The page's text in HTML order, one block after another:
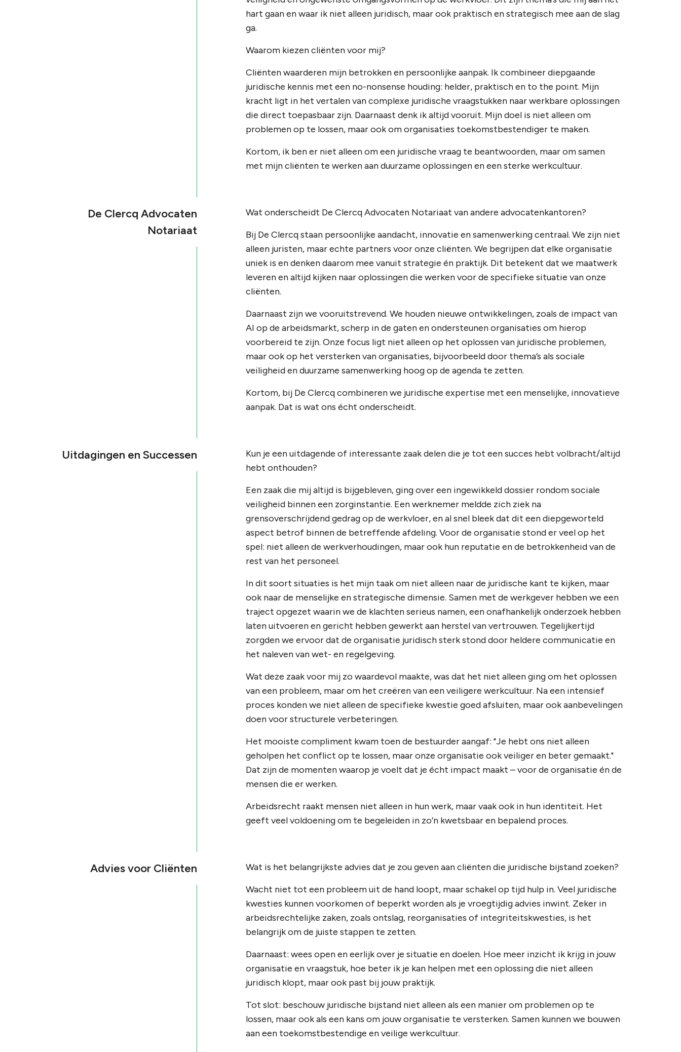
hart gaan en waar ik niet alleen juridisch, maar ook praktisch en strategisch mee aan de slag
ga.
Waarom kiezen cliënten voor mij?
Cliënten waarderen mijn betrokken en persoonlijke aanpak. Ik combineer diepgaande
juridische kennis met een no-nonsense houding: helder, praktisch en to the point. Mijn
kracht ligt in het vertalen van complexe juridische vraagstukken naar werkbare oplossingen
die direct toepasbaar zijn. Daarnaast denk ik altijd vooruit. Mijn doel is niet alleen om
problemen op te lossen, maar ook om organisaties toekomstbestendiger te maken.
Kortom, ik ben er niet alleen om een juridische vraag te beantwoorden, maar om samen
met mijn cliënten te werken aan duurzame oplossingen en een sterke werkcultuur.
De Clercq Advocaten
Notariaat
Wat onderscheidt De Clercq Advocaten Notariaat van andere advocatenkantoren?
Bij De Clercq staan persoonlijke aandacht, innovatie en samenwerking centraal. We zijn niet
alleen juristen, maar echte partners voor onze cliënten. We begrijpen dat elke organisatie
uniek is en denken daarom mee vanuit strategie én praktijk. Dit betekent dat we maatwerk
leveren en altijd kijken naar oplossingen die werken voor de specifieke situatie van onze
cliënten.
Daarnaast zijn we vooruitstrevend. We houden nieuwe ontwikkelingen, zoals de impact van
AI op de arbeidsmarkt, scherp in de gaten en ondersteunen organisaties om hierop
voorbereid te zijn. Onze focus ligt niet alleen op het oplossen van juridische problemen,
maar ook op het versterken van organisaties, bijvoorbeeld door thema’s als sociale
veiligheid en duurzame samenwerking hoog op de agenda te zetten.
Kortom, bij De Clercq combineren we juridische expertise met een menselijke, innovatieve
aanpak. Dat is wat ons écht onderscheidt.
Uitdagingen en Successen
Kun je een uitdagende of interessante zaak delen die je tot een succes hebt volbracht/altijd
hebt onthouden?
Een zaak die mij altijd is bijgebleven, ging over een ingewikkeld dossier rondom sociale
veiligheid binnen een zorginstantie. Een werknemer meldde zich ziek na
grensoverschrijdend gedrag op de werkvloer, en al snel bleek dat dit een diepgeworteld
aspect betrof binnen de betreffende afdeling. Voor de organisatie stond er veel op het
spel: niet alleen de werkverhoudingen, maar ook hun reputatie en de betrokkenheid van de
rest van het personeel.
In dit soort situaties is het mijn taak om niet alleen naar de juridische kant te kijken, maar
ook naar de menselijke en strategische dimensie. Samen met de werkgever hebben we een
traject opgezet waarin we de klachten serieus namen, een onafhankelijk onderzoek hebben
laten uitvoeren en gericht hebben gewerkt aan herstel van vertrouwen. Tegelijkertijd
zorgden we ervoor dat de organisatie juridisch sterk stond door heldere communicatie en
het naleven van wet- en regelgeving.
Wat deze zaak voor mij zo waardevol maakte, was dat het niet alleen ging om het oplossen
van een probleem, maar om het creëren van een veiligere werkcultuur. Na een intensief
proces konden we niet alleen de specifieke kwestie goed afsluiten, maar ook aanbevelingen
doen voor structurele verbeteringen.
Het mooiste compliment kwam toen de bestuurder aangaf: "Je hebt ons niet alleen
geholpen het conflict op te lossen, maar onze organisatie ook veiliger en beter gemaakt."
Dat zijn de momenten waarop je voelt dat je écht impact maakt – voor de organisatie én de
mensen die er werken.
Arbeidsrecht raakt mensen niet alleen in hun werk, maar vaak ook in hun identiteit. Het
geeft veel voldoening om te begeleiden in zo’n kwetsbaar en bepalend proces.
Advies voor Cliënten
Wat is het belangrijkste advies dat je zou geven aan cliënten die juridische bijstand zoeken?
Wacht niet tot een probleem uit de hand loopt, maar schakel op tijd hulp in. Veel juridische
kwesties kunnen voorkomen of beperkt worden als je vroegtijdig advies inwint. Zeker in
arbeidsrechtelijke zaken, zoals ontslag, reorganisaties of integriteitskwesties, is het
belangrijk om de juiste stappen te zetten.
Daarnaast: wees open en eerlijk over je situatie en doelen. Hoe meer inzicht ik krijg in jouw
organisatie en vraagstuk, hoe beter ik je kan helpen met een oplossing die niet alleen
juridisch klopt, maar ook past bij jouw praktijk.
Tot slot: beschouw juridische bijstand niet alleen als een manier om problemen op te
lossen, maar ook als een kans om jouw organisatie te versterken. Samen kunnen we bouwen
aan een toekomstbestendige en veilige werkcultuur.